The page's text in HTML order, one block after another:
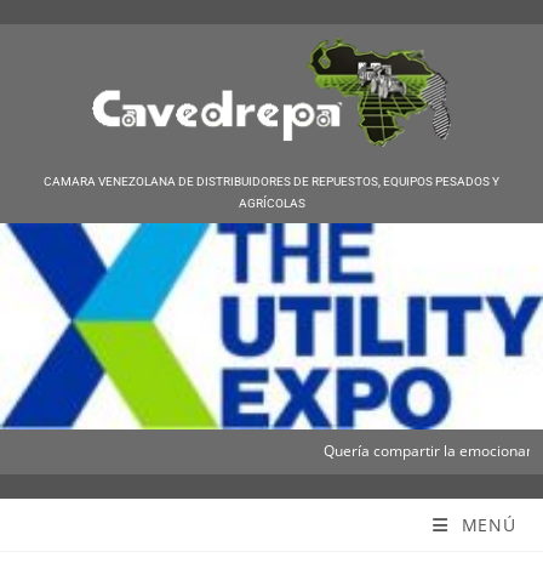
CAMARA VENEZOLANA DE DISTRIBUIDORES DE REPUESTOS, EQUIPOS PESADOS Y
AGRÍCOLAS
Quería compartir la
MENÚ